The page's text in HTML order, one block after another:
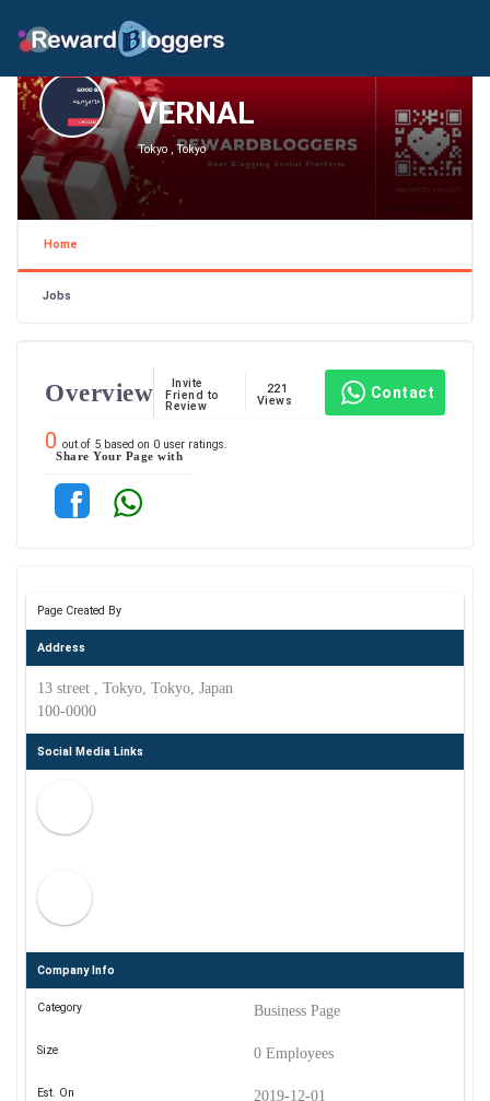
VERNAL
Tokyo , Tokyo
Home
Jobs
Overview
Invite
Friend to
Review
221
Views
Contact
0 out of 5 based on 0 user ratings.
Share Your Page with
Page Created By
Address
13 street , Tokyo, Tokyo, Japan
100-0000
Social Media Links
Company Info
Category Business Page
Size 0 Employees
Est. On 2019-12-01